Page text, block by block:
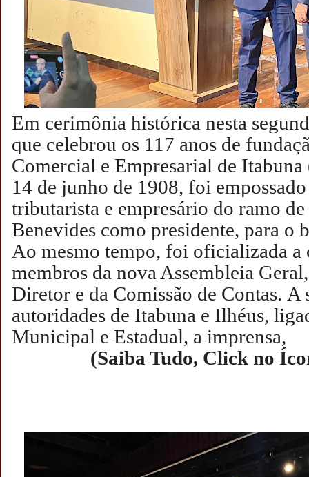
Em cerimônia histórica nesta
que celebrou os 117 anos de
Comercial e Empresarial de
14 de junho de 1908, foi
tributarista e empresário do ramo
Benevides como presidente, para o
Ao mesmo tempo, foi oficializada a
membros da nova Assembleia
Diretor e da Comissão de Contas. A
autoridades de Itabuna e Ilhéus,
Municipal e Estadual, a imprensa,
(Saiba Tudo, Click no